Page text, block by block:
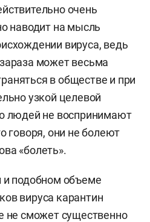
очень
наводит на мысль
вируса, ведь
может весьма
в обществе и при
узкой целевой
людей не воспринимают
говоря, они не болеют
«болеть».
и подобном объеме
вируса карантин
не сможет существенно